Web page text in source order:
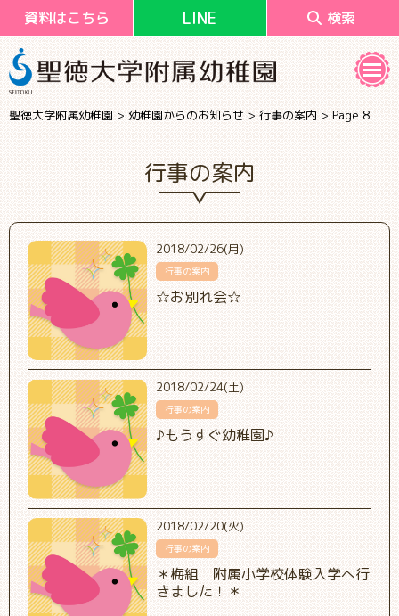
資料はこちら LINE 検索
聖徳大学附属幼稚園>幼稚園からのお知らせ>行事の案内>Page 8
行事の案内
2018/02/26(月)
行事の案内
☆お別れ会☆
2018/02/24(土)
行事の案内
♪もうすぐ幼稚園♪
2018/02/20(火)
行事の案内
＊梅組 附属小学校体験入学へ行
きました！＊